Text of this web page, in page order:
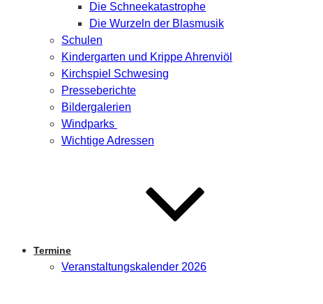
Die Schneekatastrophe
Die Wurzeln der Blasmusik
Schulen
Kindergarten und Krippe Ahrenviöl
Kirchspiel Schwesing
Presseberichte
Bildergalerien
Windparks
Wichtige Adressen
Termine
Veranstaltungskalender 2026